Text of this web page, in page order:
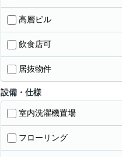
高層ビル
飲食店可
居抜物件
設備・仕様
室内洗濯機置場
フローリング